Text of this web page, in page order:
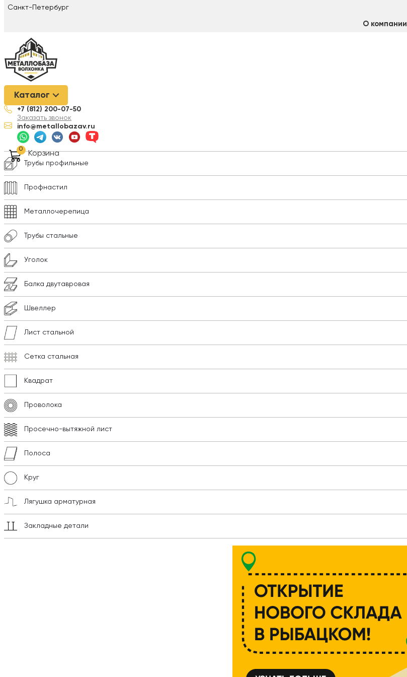
Санкт-Петербург
О компании
Каталог
+7 (812) 200-07-50
Заказать звонок
info@metallobazav.ru
Корзина
0
Металлобаза Волхонка
Арматура
Композитная арматура
Трубы профильные
Профнастил
Металлочерепица
Трубы стальные
Уголок
Балка двутавровая
Швеллер
Лист стальной
Сетка стальная
Квадрат
Проволока
Просечно-вытяжной лист
Полоса
Круг
Лягушка арматурная
Закладные детали